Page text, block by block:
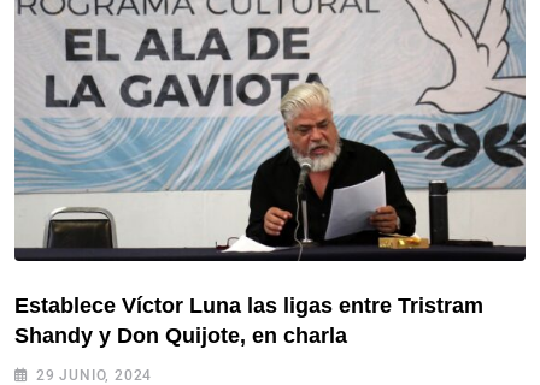
Establece Víctor Luna las ligas entre Tristram
Shandy y Don Quijote, en charla
29 JUNIO, 2024